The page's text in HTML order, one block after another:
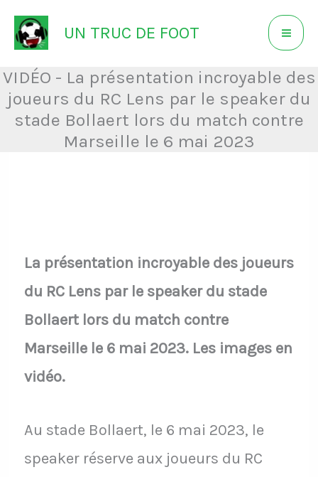
Aller
au
contenu
UN TRUC DE FOOT
VIDÉO - La présentation incroyable des
joueurs du RC Lens par le speaker du
stade Bollaert lors du match contre
Marseille le 6 mai 2023
La présentation incroyable des joueurs
du RC Lens par le speaker du stade
Bollaert lors du match contre
Marseille le 6 mai 2023. Les images en
vidéo.
Au stade Bollaert, le 6 mai 2023, le
speaker réserve aux joueurs du RC